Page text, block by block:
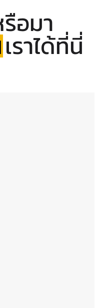
อมา
เราได้ที่นี่